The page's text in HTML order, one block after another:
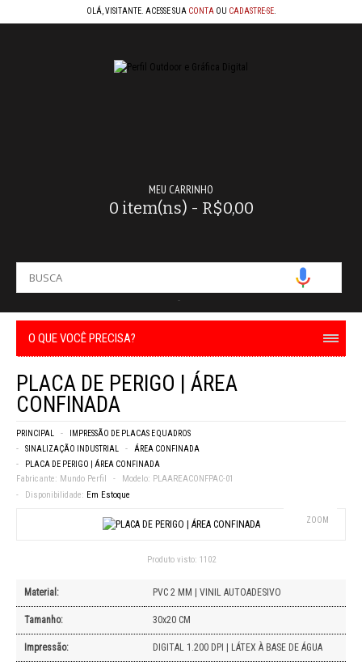
OLÁ, VISITANTE. ACESSE SUA CONTA OU CADASTRE-SE.
MEU CARRINHO
0 item(ns) - R$0,00
-
O QUE VOCÊ PRECISA?
PLACA DE PERIGO | ÁREA
CONFINADA
PRINCIPAL
IMPRESSÃO DE PLACAS E QUADROS
SINALIZAÇÃO INDUSTRIAL
ÁREA CONFINADA
PLACA DE PERIGO | ÁREA CONFINADA
Fabricante: Mundo Perfil Modelo: PLAAREACONFPAC-01
Disponibilidade: Em Estoque
ZOOM
Produto visto: 1102
Material: PVC 2 MM | VINIL AUTOADESIVO
Tamanho: 30x20 CM
Impressão: DIGITAL 1.200 DPI | LÁTEX À BASE DE ÁGUA